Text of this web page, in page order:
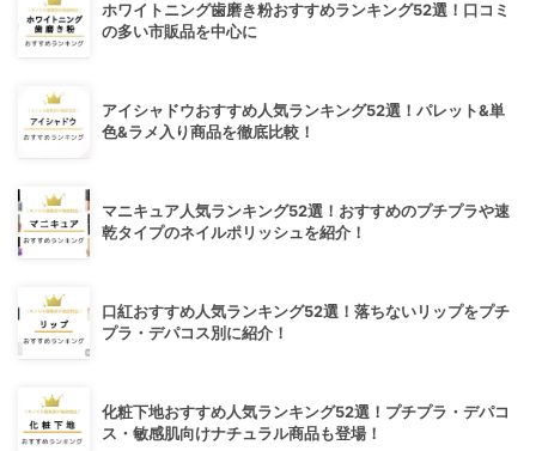
ホワイトニング歯磨き粉おすすめランキング52選！口コミ
の多い市販品を中心に
アイシャドウおすすめ人気ランキング52選！パレット&単
色&ラメ入り商品を徹底比較！
マニキュア人気ランキング52選！おすすめのプチプラや速
乾タイプのネイルポリッシュを紹介！
口紅おすすめ人気ランキング52選！落ちないリップをプチ
プラ・デパコス別に紹介！
化粧下地おすすめ人気ランキング52選！プチプラ・デパコ
ス・敏感肌向けナチュラル商品も登場！